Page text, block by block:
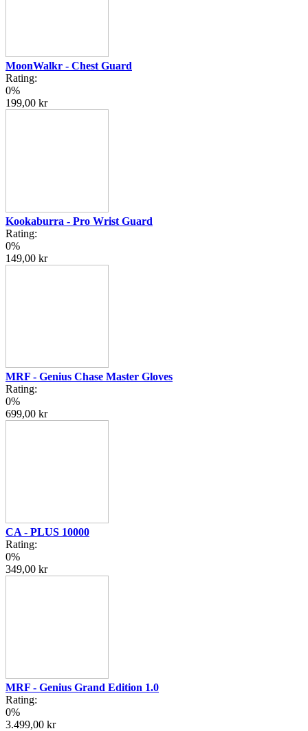
MoonWalkr - Chest Guard
Rating:
0%
199,00 kr
Kookaburra - Pro Wrist Guard
Rating:
0%
149,00 kr
MRF - Genius Chase Master Gloves
Rating:
0%
699,00 kr
CA - PLUS 10000
Rating:
0%
349,00 kr
MRF - Genius Grand Edition 1.0
Rating:
0%
3.499,00 kr